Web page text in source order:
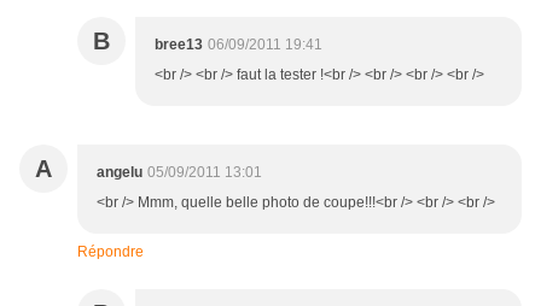
B bree13 06/09/2011 19:41
<br /> <br /> faut la tester !<br /> <br /> <br /> <br />
A angelu 05/09/2011 13:01
<br /> Mmm, quelle belle photo de coupe!!!<br /> <br /> <br />
Répondre